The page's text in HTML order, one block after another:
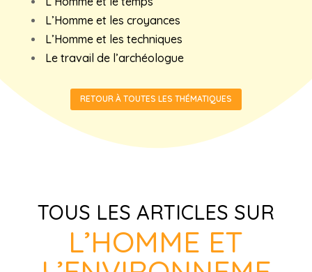
L’Homme et les croyances
L’Homme et les techniques
Le travail de l’archéologue
RETOUR À TOUTES LES THÉMATIQUES
TOUS LES ARTICLES SUR
L’HOMME ET